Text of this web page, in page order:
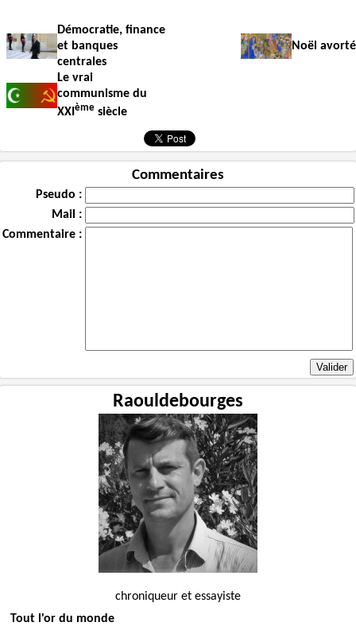
Démocratie, finance
et banques
centrales
Noël avorté
Le vrai
communisme du
XXIème siècle
Commentaires
Pseudo :
Mail :
Commentaire :
Raouldebourges
chroniqueur et essayiste
Tout l'or du monde